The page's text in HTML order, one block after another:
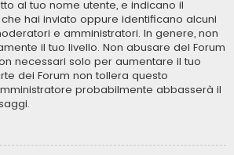
al tuo nome utente, e indicano il
hai inviato oppure identificano alcuni
e amministratori. In genere, non
il tuo livello. Non abusare del Forum
necessari solo per aumentare il tuo
dei Forum non tollera questo
probabilmente abbasserà il